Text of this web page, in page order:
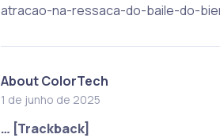
atracao-na-ressaca-do-baile-do-
About ColorTech
1 de junho de 2025
… [Trackback]